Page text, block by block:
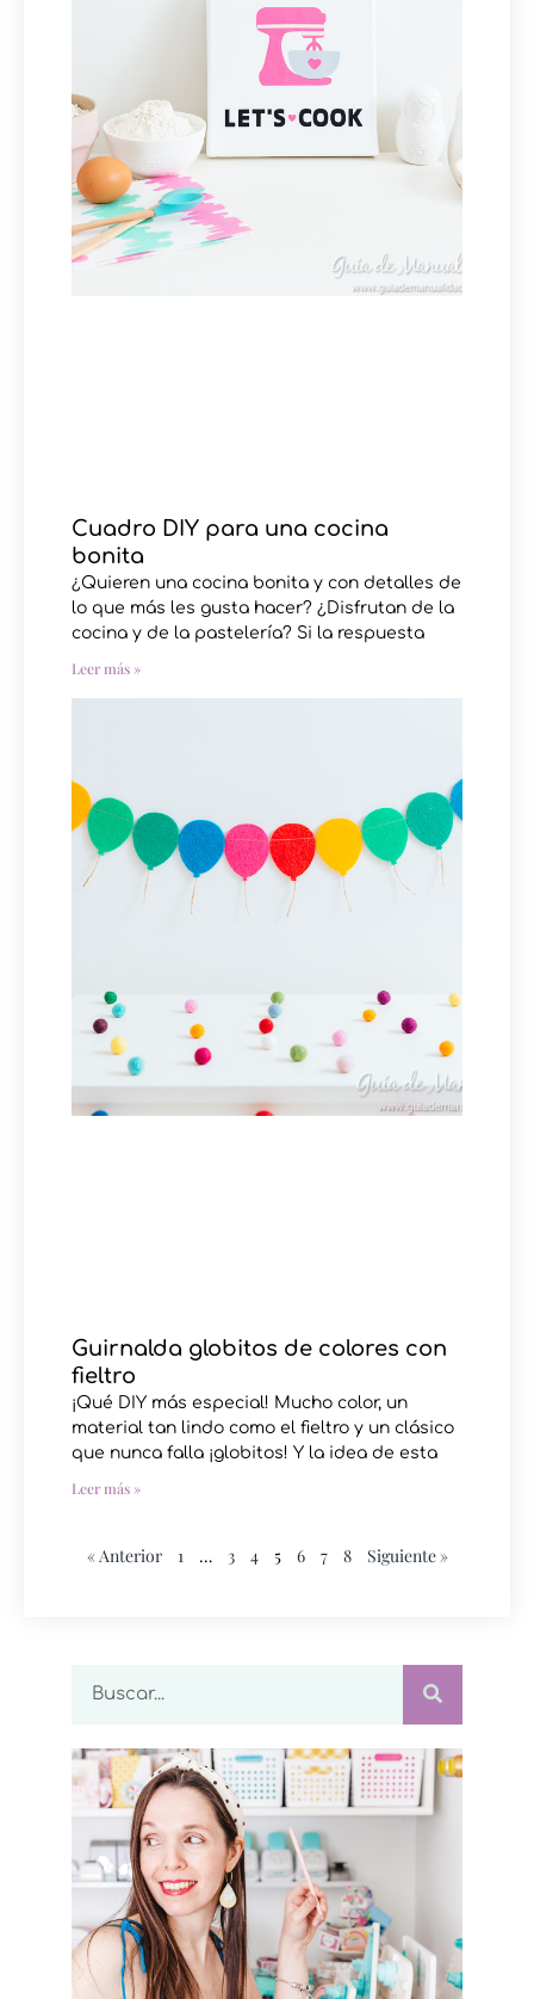
Cuadro DIY para una cocina
bonita
¿Quieren una cocina bonita y con detalles de
lo que más les gusta hacer? ¿Disfrutan de la
cocina y de la pastelería? Si la respuesta
Leer más »
Guirnalda globitos de colores con
fieltro
¡Qué DIY más especial! Mucho color, un
material tan lindo como el fieltro y un clásico
que nunca falla ¡globitos! Y la idea de esta
Leer más »
« Anterior 1 … 3 4 5 6 7 8 Siguiente »